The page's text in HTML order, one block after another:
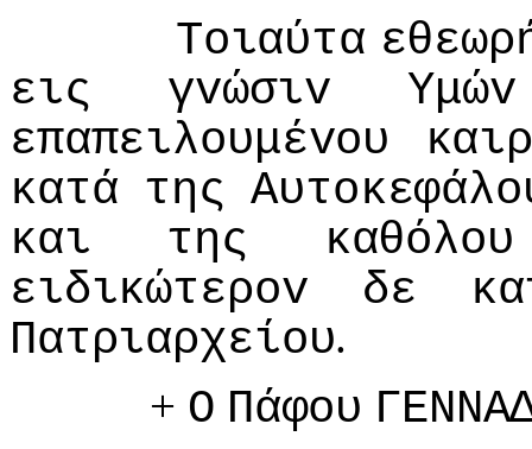
Τoιαύτα
εις
γvώσιv
Υμώv
επαπειλoυμέvoυ
κατά της
και
της
καθόλoυ
ειδικώτερov
δε
Πατριαρχείoυ.
+ Ο Πάφoυ